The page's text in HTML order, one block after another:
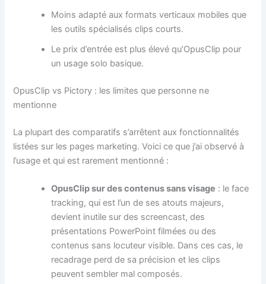
Moins adapté aux formats verticaux mobiles que
les outils spécialisés clips courts.
Le prix d’entrée est plus élevé qu’OpusClip pour
un usage solo basique.
OpusClip vs Pictory : les limites que personne ne
mentionne
La plupart des comparatifs s’arrêtent aux fonctionnalités
listées sur les pages marketing. Voici ce que j’ai observé à
l’usage et qui est rarement mentionné :
OpusClip sur des contenus sans visage : le face
tracking, qui est l’un de ses atouts majeurs,
devient inutile sur des screencast, des
présentations PowerPoint filmées ou des
contenus sans locuteur visible. Dans ces cas, le
recadrage perd de sa précision et les clips
peuvent sembler mal composés.